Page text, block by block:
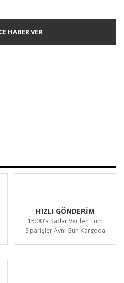
HABER VER
HIZLI GÖNDERİM
15:00'a Kadar Verilen Tüm
Siparişler Aynı Gün Kargoda